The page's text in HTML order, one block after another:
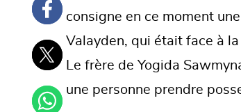
consigne en ce moment
Valayden, qui était face à
Le frère de Yogida
une personne prendre